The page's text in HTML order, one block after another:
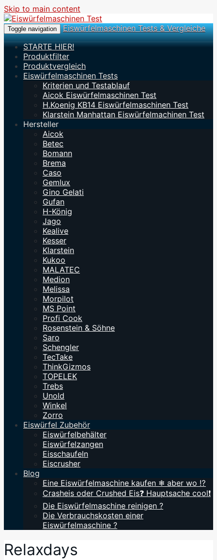
Skip to main content
Toggle navigation
Eiswürfelmaschinen Tests & Vergleiche
STARTE HIER!
Produktfilter
Produktvergleich
Eiswürfelmaschinen Tests
Kriterien und Testablauf
Aicok Eiswürfelmaschinen Test
H.Koenig KB14 Eiswürfelmaschinen Test
Klarstein Manhattan Eiswürfelmachinen Test
Hersteller
Aicok
Betec
Bomann
Brema
Caso
Gemlux
Gino Gelati
Gufan
H-König
Jago
Kealive
Kesser
Klarstein
Kukoo
MALATEC
Medion
Melissa
Morpilot
MS Point
Profi Cook
Rosenstein & Söhne
Saro
Schengler
TecTake
ThinkGizmos
TOPELEK
Trebs
Unold
Winkel
Zorro
Eiswürfel Zubehör
Eiswürfelbehälter
Eiswürfelzangen
Eisschaufeln
Eiscrusher
Blog
Eine Eiswürfelmaschine kaufen ❄ aber wo ⁉️
Crasheis oder Crushed Eis❓ Hauptsache cool❗
Die Eiswürfelmaschine reinigen ?
Die Verbrauchskosten einer
Eiswürfelmaschine ?
Relaxdays